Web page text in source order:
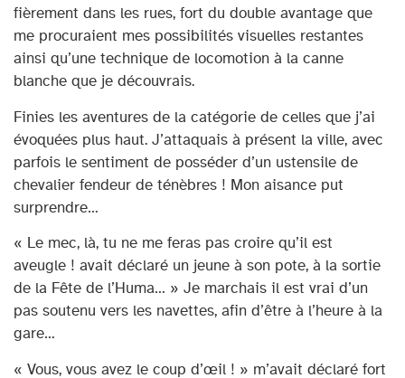
fièrement dans les rues, fort du double avantage que
me procuraient mes possibilités visuelles restantes
ainsi qu’une technique de locomotion à la canne
blanche que je découvrais.
Finies les aventures de la catégorie de celles que j’ai
évoquées plus haut. J’attaquais à présent la ville, avec
parfois le sentiment de posséder d’un ustensile de
chevalier fendeur de ténèbres ! Mon aisance put
surprendre…
« Le mec, là, tu ne me feras pas croire qu’il est
aveugle ! avait déclaré un jeune à son pote, à la sortie
de la Fête de l’Huma… » Je marchais il est vrai d’un
pas soutenu vers les navettes, afin d’être à l’heure à la
gare…
« Vous, vous avez le coup d’œil ! » m’avait déclaré fort